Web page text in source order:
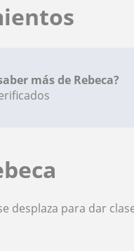
más de Rebeca?
desplaza para dar